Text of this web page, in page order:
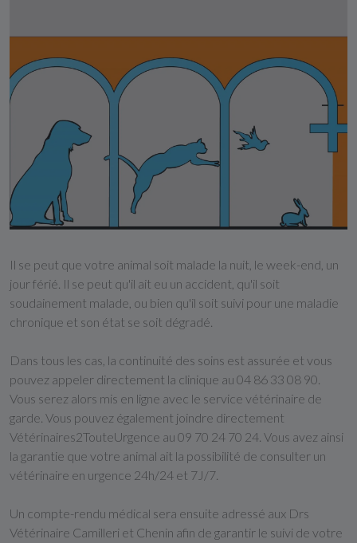
Il se peut que votre animal soit malade la nuit, le week-end, un
jour férié. Il se peut qu'il ait eu un accident, qu'il soit
soudainement malade, ou bien qu'il soit suivi pour une maladie
chronique et son état se soit dégradé.
Dans tous les cas, la continuité des soins est assurée et vous
pouvez appeler directement la clinique au 04 86 33 08 90.
Vous serez alors mis en ligne avec le service vétérinaire de
garde. Vous pouvez également joindre directement
Vétérinaires2TouteUrgence au 09 70 24 70 24. Vous avez ainsi
la garantie que votre animal ait la possibilité de consulter un
vétérinaire en urgence 24h/24 et 7J/7.
Un compte-rendu médical sera ensuite adressé aux Drs
Vétérinaire Camilleri et Chenin afin de garantir le suivi de votre